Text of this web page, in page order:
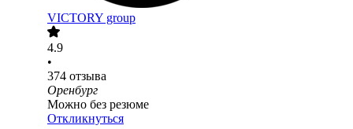
VICTORY group
4.9
•
374 отзыва
Оренбург
Можно без резюме
Откликнуться